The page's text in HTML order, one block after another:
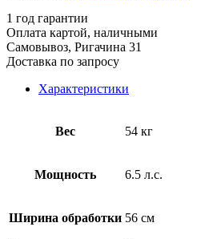
1 год гарантии
Оплата картой, наличными
Самовывоз, Ригачина 31
Доставка по запросу
Характеристики
Вес 54 кг
Мощность 6.5 л.с.
Ширина обработки 56 см